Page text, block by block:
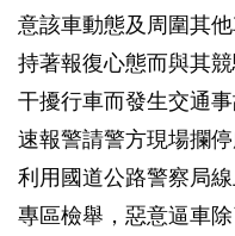
意該車動態及周圍其
持著報復心態而與其
干擾行車而發生交通
速報警請警方現場攔
利用國道公路警察局
專區檢舉，惡意逼車